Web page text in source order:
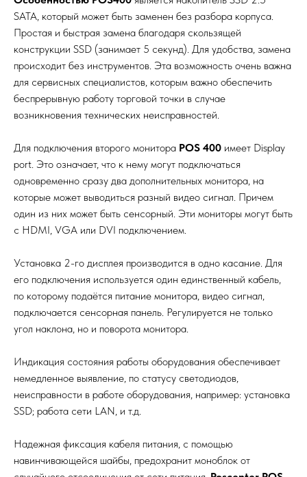
SATA, который может быть заменен без разбора корпуса.
Простая и быстрая замена благодаря скользящей
конструкции SSD (занимает 5 секунд). Для удобства, замена
происходит без инструментов. Эта возможность очень важна
для сервисных специалистов, которым важно обеспечить
беспрерывную работу торговой точки в случае
возникновения технических неисправностей.
Для подключения второго монитора POS 400 имеет Display
port. Это означает, что к нему могут подключаться
одновременно сразу два дополнительных монитора, на
которые может выводиться разный видео сигнал. Причем
один из них может быть сенсорный. Эти мониторы могут быть
с HDMI, VGA или DVI подключением.
Установка 2-го дисплея производится в одно касание. Для
его подключения используется один единственный кабель,
по которому подаётся питание монитора, видео сигнал,
подключается сенсорная панель. Регулируется не только
угол наклона, но и поворота монитора.
Индикация состояния работы оборудования обеспечивает
немедленное выявление, по статусу светодиодов,
неисправности в работе оборудования, например: установка
SSD; работа сети LAN, и т.д.
Надежная фиксация кабеля питания, с помощью
навинчивающейся шайбы, предохранит моноблок от